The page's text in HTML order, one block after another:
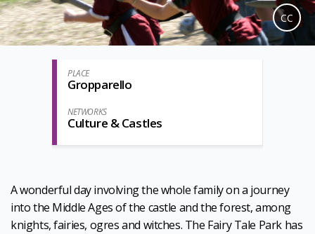
CC
PLACE
Gropparello
NETWORKS
Culture & Castles
A wonderful day involving the whole family on a journey
into the Middle Ages of the castle and the forest, among
knights, fairies, ogres and witches. The Fairy Tale Park has